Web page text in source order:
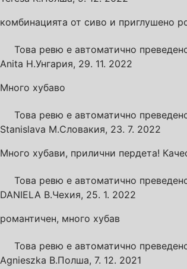
комбинацията от сиво и приглушено
Това ревю е автоматично
Anita H.Унгария, 29. 11. 2022
Много хубаво
Това ревю е автоматично
Stanislava M.Словакия, 23. 7. 2022
Много хубави, прилични пердета!
Това ревю е автоматично
DANIELA B.Чехия, 25. 1. 2022
романтичен, много хубав
Това ревю е автоматично
Agnieszka B.Полша, 7. 12. 2021